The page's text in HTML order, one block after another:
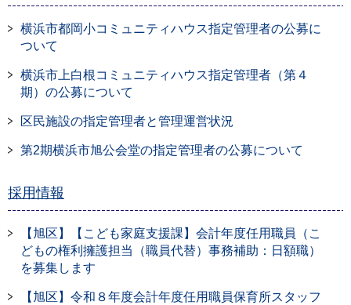
横浜市都岡小コミュニティハウス指定管理者の公募に
ついて
横浜市上白根コミュニティハウス指定管理者（第４
期）の公募について
区民施設の指定管理者と管理運営状況
第2期横浜市旭公会堂の指定管理者の公募について
採用情報
【旭区】【こども家庭支援課】会計年度任⽤職員（こ
どもの権利擁護担当（職員代替）事務補助：日額職）
を募集します
【旭区】令和８年度会計年度任用職員保育所スタッフ